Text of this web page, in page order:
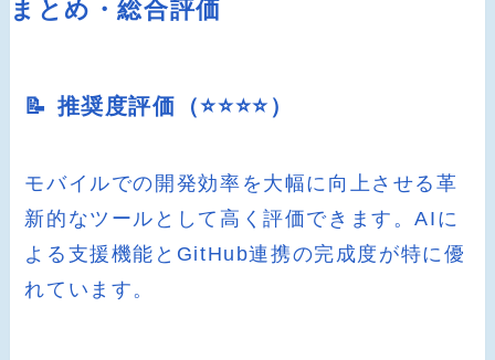
まとめ・総合評価
📝 推奨度評価（⭐️⭐️⭐️⭐️）
モバイルでの開発効率を大幅に向上させる革
新的なツールとして高く評価できます。AIに
よる支援機能とGitHub連携の完成度が特に優
れています。